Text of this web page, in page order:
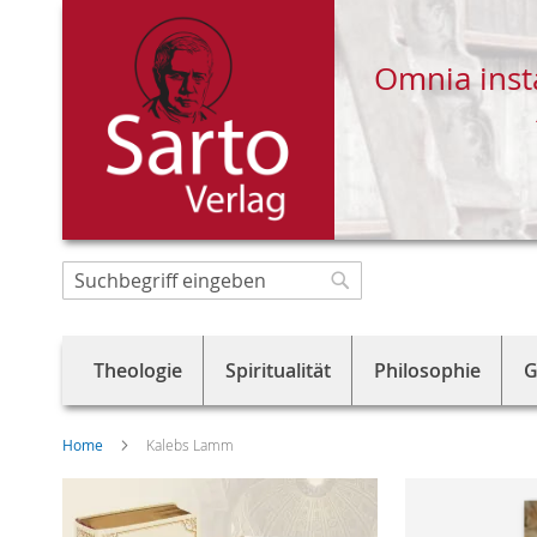
Direkt
zum
Omnia
Suche
Theologie Spiritualität Philosophie
Home Kalebs Lamm